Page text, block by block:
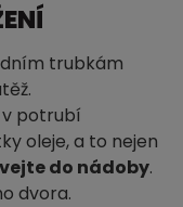
trubkám
v potrubí
oleje, a to nejen
do nádoby.
dvora.